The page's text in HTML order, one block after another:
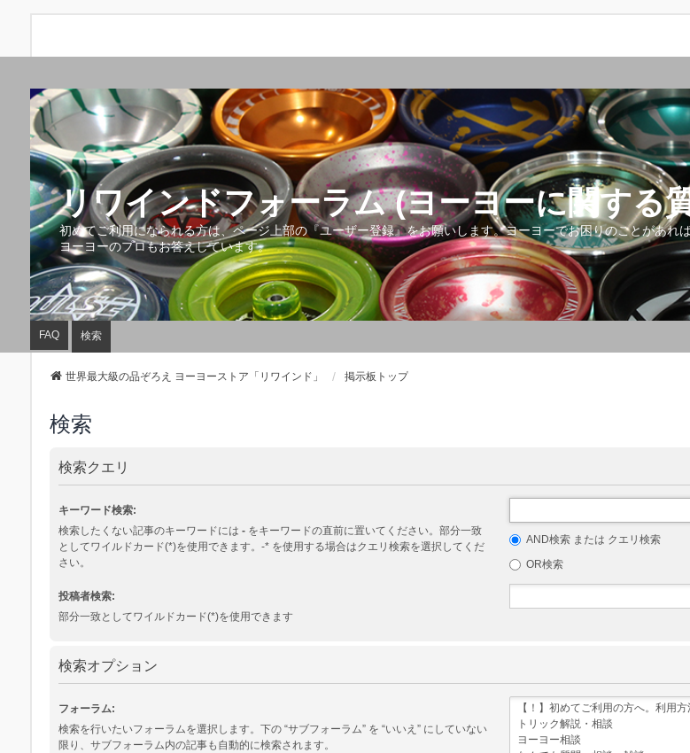
リワインドフォーラム (ヨーヨーに関する
初めてご利用になられる方は、ページ上部の『ユーザー登録』をお願いします。ヨーヨーでお困りのことがあれ
ヨーヨーのプロもお答えしています。
FAQ 検索
世界最大級の品ぞろえ ヨーヨーストア「リワインド」 掲示板トップ
検索
検索クエリ
キーワード検索:
検索したくない記事のキーワードには -をキーワードの直前に置いてください。部分一致
としてワイルドカード(*)を使用できます。-* を使用する場合はクエリ検索を選択してくだ
さい。
AND検索 または クエリ検索
OR検索
投稿者検索:
部分一致としてワイルドカード(*)を使用できます
検索オプション
フォーラム:
検索を行いたいフォーラムを選択します。下の “サブフォーラム” を “いいえ” にしていない
限り、サブフォーラム内の記事も自動的に検索されます。